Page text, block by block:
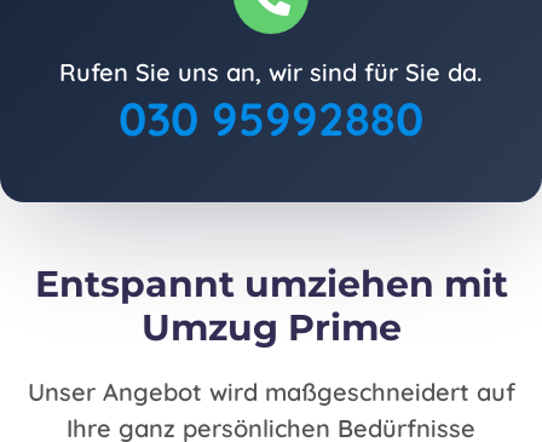
Rufen Sie uns an, wir sind für Sie da.
030 95992880
Entspannt umziehen mit
Umzug Prime
Unser Angebot wird maßgeschneidert auf
Ihre ganz persönlichen Bedürfnisse